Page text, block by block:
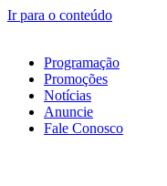
Ir para o conteúdo
Programação
Promoções
Notícias
Anuncie
Fale Conosco